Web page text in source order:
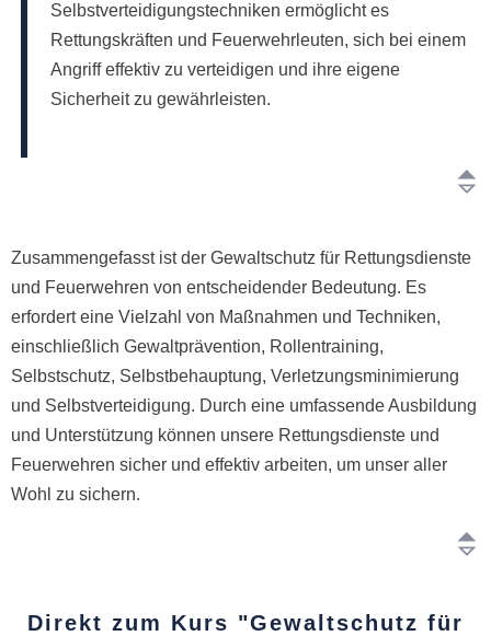
Selbstverteidigungstechniken ermöglicht es
Rettungskräften und Feuerwehrleuten, sich bei einem
Angriff effektiv zu verteidigen und ihre eigene
Sicherheit zu gewährleisten.
Zusammengefasst ist der Gewaltschutz für Rettungsdienste
und Feuerwehren von entscheidender Bedeutung. Es
erfordert eine Vielzahl von Maßnahmen und Techniken,
einschließlich Gewaltprävention, Rollentraining,
Selbstschutz, Selbstbehauptung, Verletzungsminimierung
und Selbstverteidigung. Durch eine umfassende Ausbildung
und Unterstützung können unsere Rettungsdienste und
Feuerwehren sicher und effektiv arbeiten, um unser aller
Wohl zu sichern.
Direkt zum Kurs "Gewaltschutz für